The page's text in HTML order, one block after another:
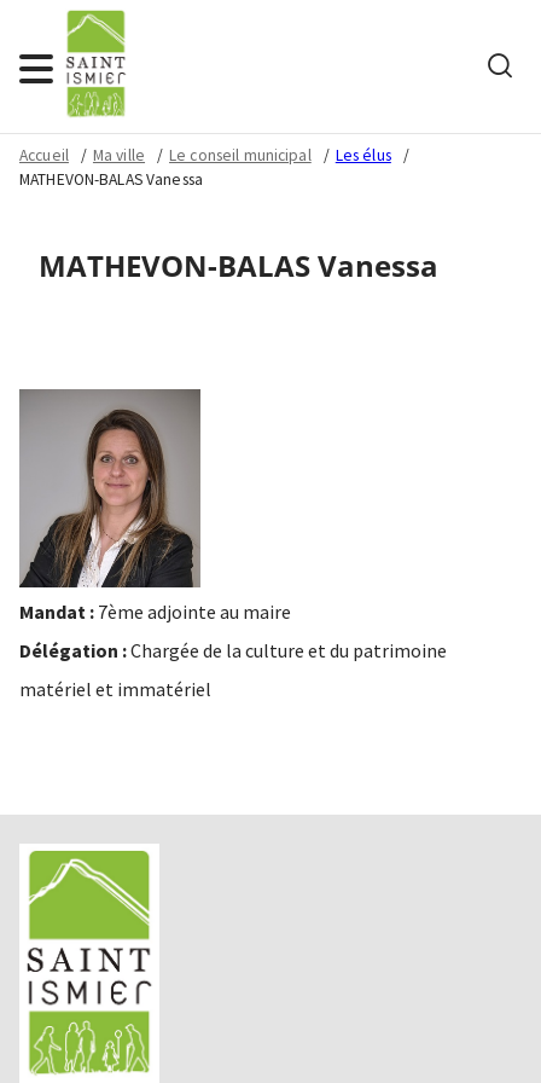
Menu
Accueil Ma ville Le conseil municipal
Les élus
MATHEVON-BALAS Vanessa
MATHEVON-BALAS Vanessa
Mandat : 7ème adjointe au maire
Délégation :Chargée de la culture et du patrimoine
matériel et immatériel